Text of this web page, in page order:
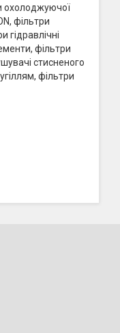
охолоджуючої
фільтри
гідравлічні
фільтри
стисненого
фільтри